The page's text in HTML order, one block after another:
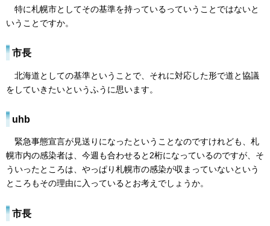
特に札幌市としてその基準を持っているっていうことではないと
いうことですか。
市長
北海道としての基準ということで、それに対応した形で道と協議
をしていきたいというふうに思います。
uhb
緊急事態宣言が見送りになったということなのですけれども、札
幌市内の感染者は、今週も合わせると2桁になっているのですが、そ
ういったところは、やっぱり札幌市の感染が収まっていないという
ところもその理由に入っているとお考えでしょうか。
市長